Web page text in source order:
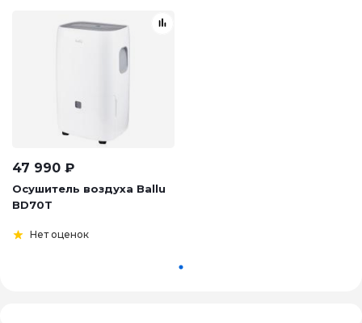
47 990 ₽
Осушитель воздуха Ballu
BD70T
Нет оценок